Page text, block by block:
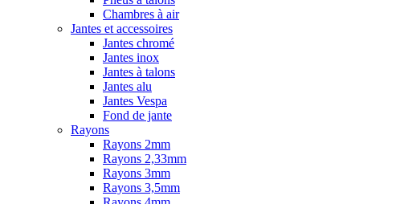
Chambres à air
Jantes et accessoires
Jantes chromé
Jantes inox
Jantes à talons
Jantes alu
Jantes Vespa
Fond de jante
Rayons
Rayons 2mm
Rayons 2,33mm
Rayons 3mm
Rayons 3,5mm